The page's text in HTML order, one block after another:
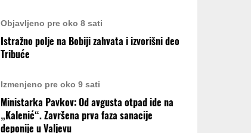
Objavljeno pre oko 8 sati
Istražno polje na Bobiji zahvata i izvorišni deo
Tribuće
Izmenjeno pre oko 9 sati
Ministarka Pavkov: Od avgusta otpad ide na
„Kalenić“. Završena prva faza sanacije
deponije u Valjevu